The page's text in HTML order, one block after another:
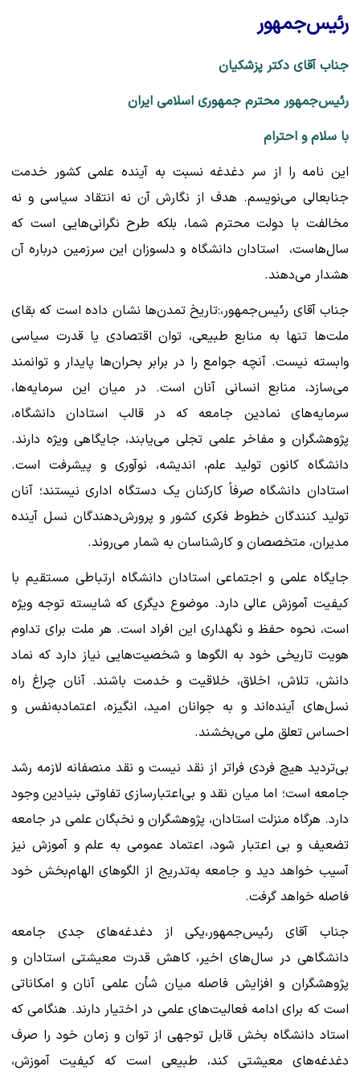
رئیس‌جمهور
جناب آقای دکتر پزشکیان
رئیس‌جمهور محترم جمهوری اسلامی ایران
با سلام و احترام
این نامه را از سر دغدغه نسبت به آینده علمی کشور خدمت
جنابعالی می‌نویسم. هدف از نگارش آن نه انتقاد سیاسی و نه
مخالفت با دولت محترم شما، بلکه طرح نگرانی‌هایی است که
سال‌هاست، استادان دانشگاه و دلسوزان این سرزمین درباره آن
هشدار می‌دهند.
جناب آقای رئیس‌جمهور،:تاریخ تمدن‌ها نشان داده است که بقای
ملت‌ها تنها به منابع طبیعی، توان اقتصادی یا قدرت سیاسی
وابسته نیست. آنچه جوامع را در برابر بحران‌ها پایدار و توانمند
می‌سازد، منابع انسانی آنان است. در میان این سرمایه‌ها،
سرمایه‌های نمادین جامعه که در قالب استادان دانشگاه،
پژوهشگران و مفاخر علمی تجلی می‌یابند، جایگاهی ویژه دارند.
دانشگاه کانون تولید علم، اندیشه، نوآوری و پیشرفت است.
استادان دانشگاه صرفاً کارکنان یک دستگاه اداری نیستند؛ آنان
تولید کنندگان خطوط فکری کشور و پرورش‌دهندگان نسل آینده
مدیران، متخصصان و کارشناسان به شمار می‌روند.
جایگاه علمی و اجتماعی استادان دانشگاه ارتباطی مستقیم با
کیفیت آموزش عالی دارد. موضوع دیگری که شایسته توجه ویژه
است، نحوه حفظ و نگهداری این افراد است. هر ملت برای تداوم
هویت تاریخی خود به الگوها و شخصیت‌هایی نیاز دارد که نماد
دانش، تلاش، اخلاق، خلاقیت و خدمت باشند. آنان چراغ راه
نسل‌های آینده‌اند و به جوانان امید، انگیزه، اعتمادبه‌نفس و
احساس تعلق ملی می‌بخشند.
بی‌تردید هیچ فردی فراتر از نقد نیست و نقد منصفانه لازمه رشد
جامعه است؛ اما میان نقد و بی‌اعتبارسازی تفاوتی بنیادین وجود
دارد. هرگاه منزلت استادان، پژوهشگران و نخبگان علمی در جامعه
تضعیف و بی اعتبار شود، اعتماد عمومی به علم و آموزش نیز
آسیب خواهد دید و جامعه به‌تدریج از الگوهای الهام‌بخش خود
فاصله خواهد گرفت.
جناب آقای رئیس‌جمهور،یکی از دغدغه‌های جدی جامعه
دانشگاهی در سال‌های اخیر، کاهش قدرت معیشتی استادان و
پژوهشگران و افزایش فاصله میان شأن علمی آنان و امکاناتی
است که برای ادامه فعالیت‌های علمی در اختیار دارند. هنگامی که
استاد دانشگاه بخش قابل توجهی از توان و زمان خود را صرف
دغدغه‌های معیشتی کند، طبیعی است که کیفیت آموزش،